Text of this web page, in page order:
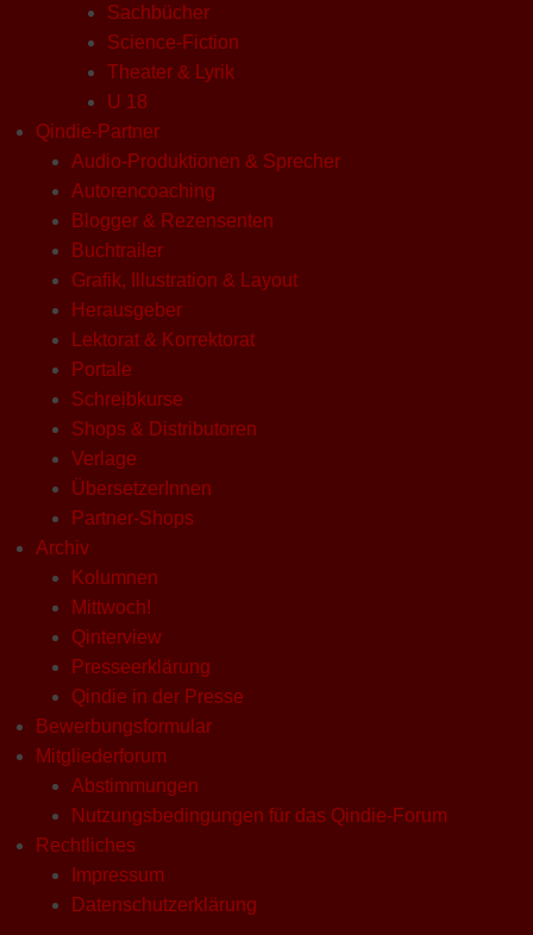
Sachbücher
Science-Fiction
Theater & Lyrik
U 18
Qindie-Partner
Audio-Produktionen & Sprecher
Autorencoaching
Blogger & Rezensenten
Buchtrailer
Grafik, Illustration & Layout
Herausgeber
Lektorat & Korrektorat
Portale
Schreibkurse
Shops & Distributoren
Verlage
ÜbersetzerInnen
Partner-Shops
Archiv
Kolumnen
Mittwoch!
Qinterview
Presseerklärung
Qindie in der Presse
Bewerbungsformular
Mitgliederforum
Abstimmungen
Nutzungsbedingungen für das Qindie-Forum
Rechtliches
Impressum
Datenschutzerklärung